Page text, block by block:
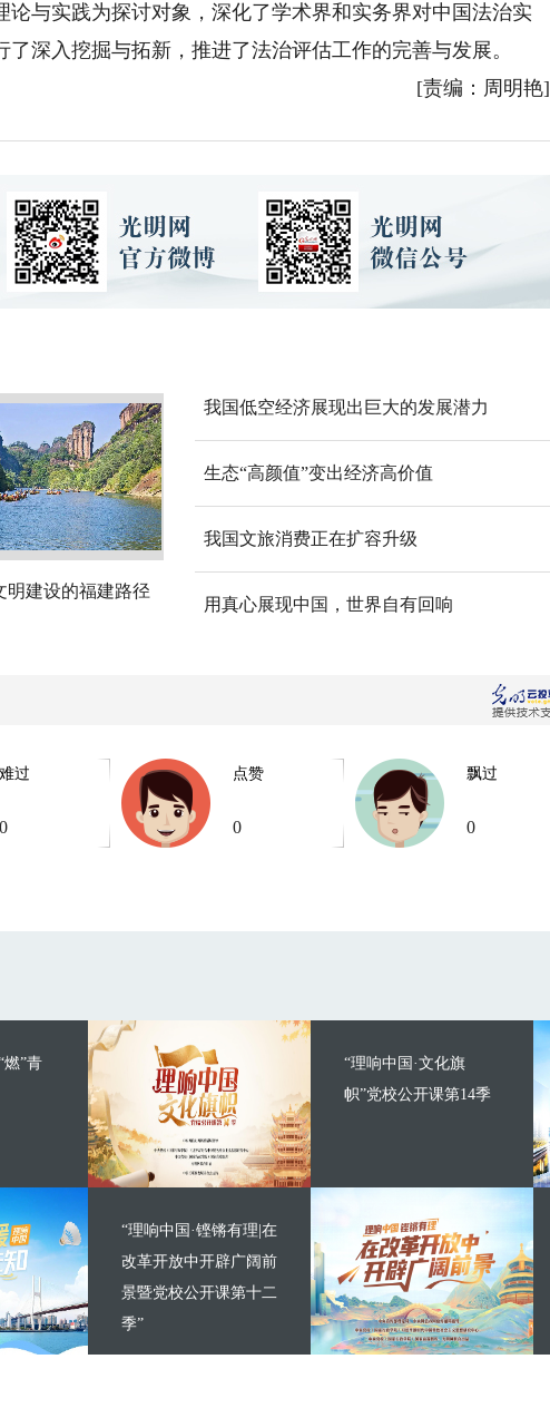
与实践为探讨对象，深化了学术界和实务界对中国法治实
深入挖掘与拓新，推进了法治评估工作的完善与发展。
[责编：周明艳]
明建设的福建路径
我国低空经济展现出巨大的发展潜力
生态“高颜值”变出经济高价值
我国文旅消费正在扩容升级
用真心展现中国，世界自有回响
难过
0
点赞
0
飘过
0
燃”青
“理响中国·文化旗
帜”党校公开课第14季
“理响中国·铿锵有理|在
改革开放中开辟广阔前
景暨党校公开课第十二
季”